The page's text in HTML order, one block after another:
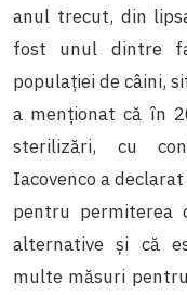
anul trecut, din
fost unul dintre
populației de câini,
a menționat că în
sterilizări, cu
Iacovenco a
pentru permiterea
alternative și că
multe măsuri